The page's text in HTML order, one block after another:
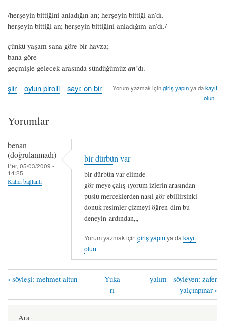
/herşeyin bittiğini anladığın an; herşeyin bittiği an’dı.
herşeyin bittiği an; herşeyin bittiğini anladığım an’dı./
çünkü yaşam sana göre bir havza;
bana göre
geçmişle gelecek arasında sündüğümüzan’dı.
şiir oylun pirolli sayı: on bir Yorum yazmak içingiriş yapınya dakayıt
olun
Yorumlar
benan
(doğrulanmadı)
Per, 05/03/2009 -
14:25
Kalıcı bağlantı
bir dürbün var
bir dürbün var elimde
gör-meye çalış-ıyorum izlerin arasından
puslu merceklerden nasıl gör-ebillirsinki
donuk resimler çizmeyi öğren-dim bu
deneyin ardından„,
Yorum yazmak için giriş yapın ya dakayıt
olun
Book
traversal
links
‹ söyleşi: mehmet altun
Yuka
rı
yalım - söyleyen: zafer
yalçınpınar ›
Ara